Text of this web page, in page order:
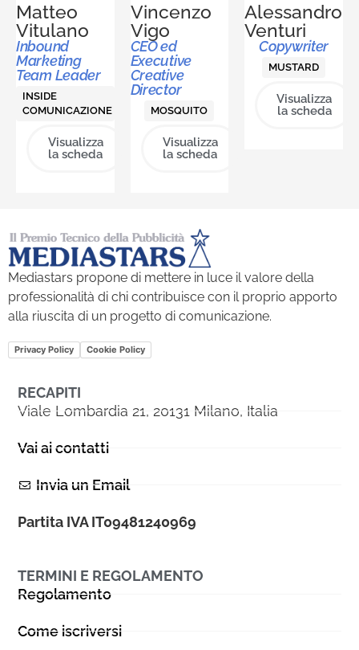
Matteo
Vitulano
Inbound
Marketing
Team Leader
INSIDE
COMUNICAZIONE
Visualizza
la scheda
Vincenzo
Vigo
CEO ed
Executive
Creative
Director
MOSQUITO
Visualizza
la scheda
Alessandro
Venturi
Copywriter
MUSTARD
Visualizza
la scheda
Mediastars propone di mettere in luce il valore della
professionalità di chi contribuisce con il proprio apporto
alla riuscita di un progetto di comunicazione.
Privacy Policy Cookie Policy
RECAPITI
Viale Lombardia 21, 20131 Milano, Italia
Vai ai contatti
Invia un Email
Partita IVA IT09481240969
TERMINI E REGOLAMENTO
Regolamento
Come iscriversi